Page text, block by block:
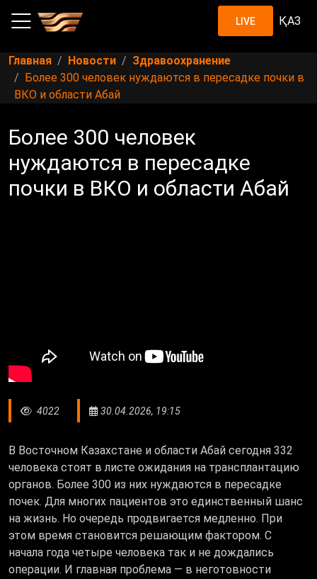
LIVE ҚАЗ
Главная Новости
Здравоохранение
Более 300 человек нуждаются в пересадке почки в
ВКО и области Абай
Более 300 человек
нуждаются в пересадке
почки в ВКО и области Абай
4022 30.04.2026, 19:15
В Восточном Казахстане и области Абай сегодня 332
человека стоят в листе ожидания на трансплантацию
органов. Более 300 из них нуждаются в пересадке
почек. Для многих пациентов это единственный шанс
на жизнь. Но очередь продвигается медленно. При
этом время становится решающим фактором. С
начала года четыре человека так и не дождались
операции. И главная проблема — в неготовности